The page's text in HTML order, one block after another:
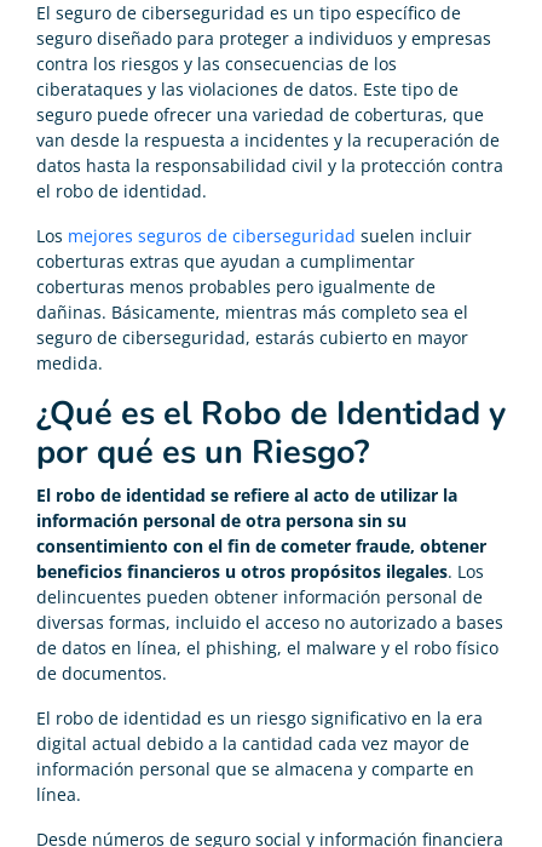
El seguro de ciberseguridad es un tipo específico de
seguro diseñado para proteger a individuos y empresas
contra los riesgos y las consecuencias de los
ciberataques y las violaciones de datos. Este tipo de
seguro puede ofrecer una variedad de coberturas, que
van desde la respuesta a incidentes y la recuperación de
datos hasta la responsabilidad civil y la protección contra
el robo de identidad.
Los mejores seguros de ciberseguridad suelen incluir
coberturas extras que ayudan a cumplimentar
coberturas menos probables pero igualmente de
dañinas. Básicamente, mientras más completo sea el
seguro de ciberseguridad, estarás cubierto en mayor
medida.
¿Qué es el Robo de Identidad y
por qué es un Riesgo?
El robo de identidad se refiere al acto de utilizar la
información personal de otra persona sin su
consentimiento con el fin de cometer fraude, obtener
beneficios financieros u otros propósitos ilegales. Los
delincuentes pueden obtener información personal de
diversas formas, incluido el acceso no autorizado a bases
de datos en línea, el phishing, el malware y el robo físico
de documentos.
El robo de identidad es un riesgo significativo en la era
digital actual debido a la cantidad cada vez mayor de
información personal que se almacena y comparte en
línea.
Desde números de seguro social y información financiera